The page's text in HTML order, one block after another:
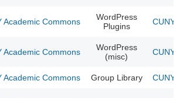
Academic Commons
WordPress
Plugins
CUNY
Academic Commons
WordPress
(misc)
CUNY
Academic Commons Group Library CUNY